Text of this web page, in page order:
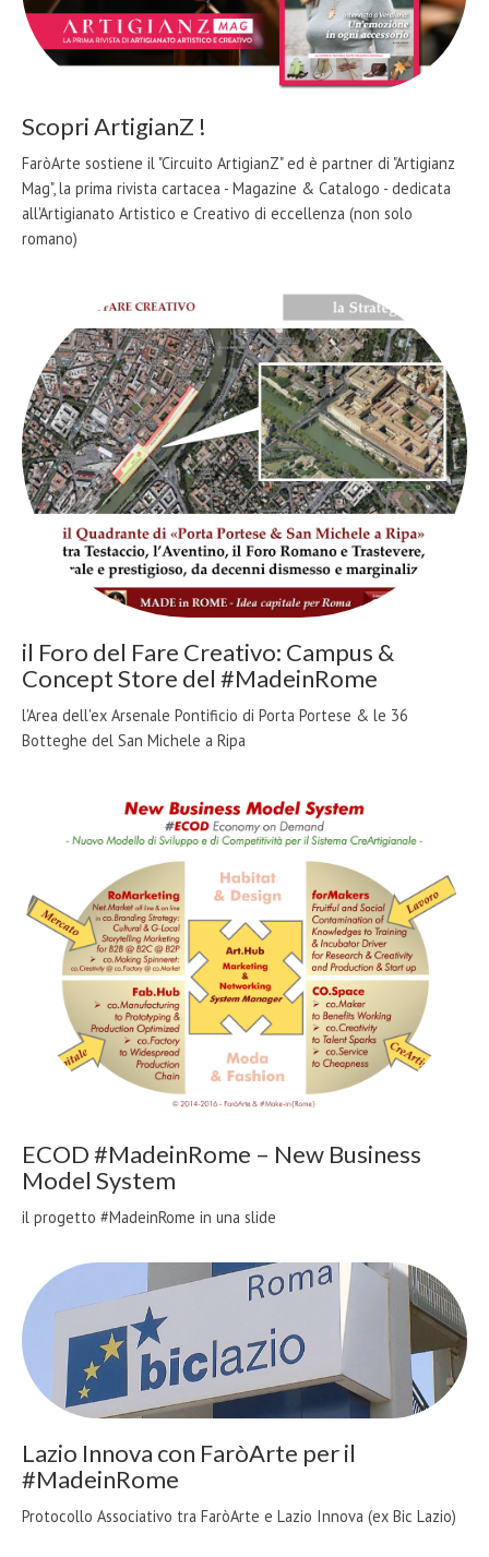
Scopri ArtigianZ !
FaròArte sostiene il "Circuito ArtigianZ" ed è partner di "Artigianz
Mag", la prima rivista cartacea - Magazine & Catalogo - dedicata
all'Artigianato Artistico e Creativo di eccellenza (non solo
romano)
il Foro del Fare Creativo: Campus &
Concept Store del #MadeinRome
l'Area dell'ex Arsenale Pontificio di Porta Portese & le 36
Botteghe del San Michele a Ripa
ECOD #MadeinRome – New Business
Model System
il progetto #MadeinRome in una slide
Lazio Innova con FaròArte per il
#MadeinRome
Protocollo Associativo tra FaròArte e Lazio Innova (ex Bic Lazio)